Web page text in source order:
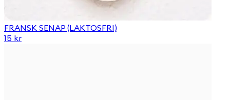
FRANSK SENAP (LAKTOSFRI)
15 kr